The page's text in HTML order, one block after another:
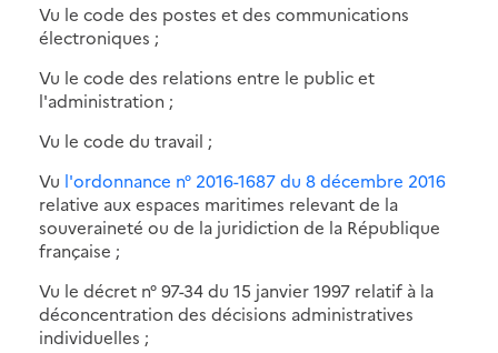
Vu le code des postes et des communications
électroniques ;
Vu le code des relations entre le public et
l'administration ;
Vu le code du travail ;
Vu l'ordonnance n° 2016-1687 du 8 décembre 2016
relative aux espaces maritimes relevant de la
souveraineté ou de la juridiction de la République
française ;
Vu le décret n° 97-34 du 15 janvier 1997 relatif à la
déconcentration des décisions administratives
individuelles ;